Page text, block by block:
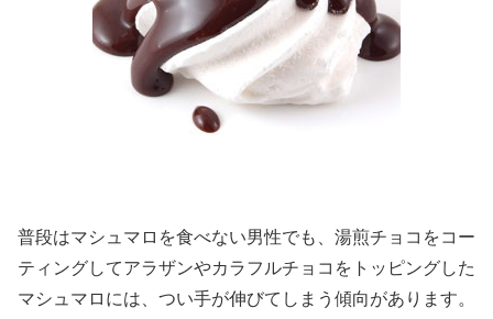
普段はマシュマロを食べない男性でも、湯煎チョコをコー
ティングしてアラザンやカラフルチョコをトッピングした
マシュマロには、つい手が伸びてしまう傾向があります。